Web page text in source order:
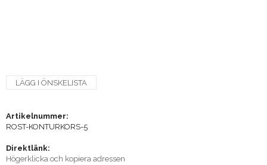
LÄGG I ÖNSKELISTA
Artikelnummer:
ROST-KONTURKORS-5
Direktlänk:
Högerklicka och kopiera adressen